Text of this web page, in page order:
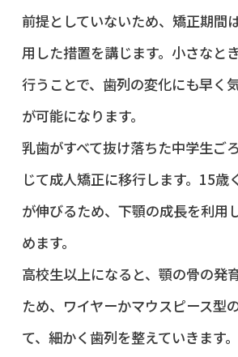
前提としていないため、矯正期間
用した措置を講じます。小さなと
行うことで、歯列の変化にも早く
が可能になります。
乳歯がすべて抜け落ちた中学生ご
じて成人矯正に移行します。15歳
が伸びるため、下顎の成長を利用
めます。
高校生以上になると、顎の骨の発
ため、ワイヤーかマウスピース型
て、細かく歯列を整えていきます